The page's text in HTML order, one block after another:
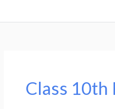
Class 10th